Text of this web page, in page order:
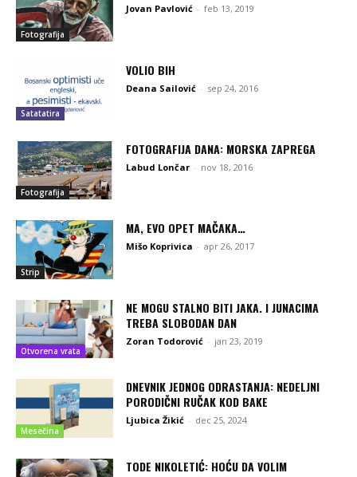
Fotografija
Jovan Pavlović - feb 13, 2019
Satatatira
VOLIO BIH
Deana Sailović - sep 24, 2016
Fotografija
FOTOGRAFIJA DANA: MORSKA ZAPREGA
Labud Lončar - nov 18, 2016
Strip
MA, EVO OPET MAČAKA…
Mišo Koprivica - apr 26, 2017
Otvorena vrata
NE MOGU STALNO BITI JAKA. I JUNACIMA
TREBA SLOBODAN DAN
Zoran Todorović - jan 23, 2019
Mesečina
DNEVNIK JEDNOG ODRASTANJA: NEDELJNI
PORODIČNI RUČAK KOD BAKE
Ljubica Žikić - dec 25, 2024
TODE NIKOLETIĆ: HOĆU DA VOLIM